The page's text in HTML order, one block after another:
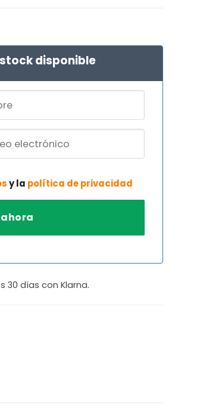
disponible
y la política de privacidad
30 días con Klarna.